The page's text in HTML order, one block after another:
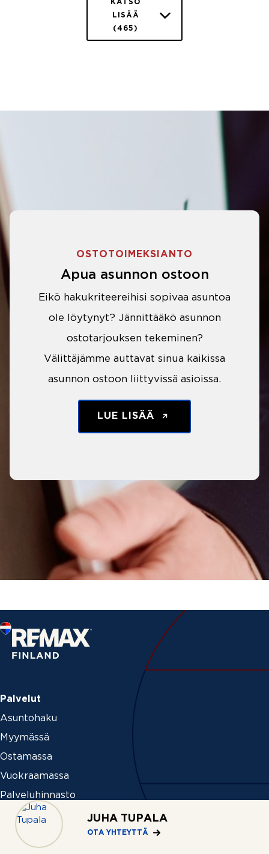
JUHA TUPALA
OTA YHTEYTTÄ
KATSO
LISÄÄ
(465)
OSTOTOIMEKSIANTO
Apua asunnon ostoon
Eikö hakukriteereihisi sopivaa asuntoa
ole löytynyt? Jännittääkö asunnon
ostotarjouksen tekeminen?
Välittäjämme auttavat sinua kaikissa
asunnon ostoon liittyvissä asioissa.
LUE LISÄÄ
Palvelut
Asuntohaku
Myymässä
Ostamassa
Vuokraamassa
Palveluhinnasto
Ideat ja vinkit
Myytävät liiketilat ja liiketoiminnot